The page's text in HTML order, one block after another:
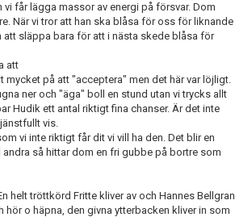
får lägga massor av energi på försvar. Dom
När vi tror att han ska blåsa för oss för liknande
släppa bara för att i nästa skede blåsa för
att
mycket på att "acceptera" men det här var löjligt.
ner och "äga" boll en stund utan vi trycks allt
Hudik ett antal riktigt fina chanser. Är det inte
vis.
vi inte riktigt får dit vi vill ha den. Det blir en
så hittar dom en fri gubbe på bortre som
helt tröttkörd Fritte kliver av och Hannes Bellgran
o häpna, den givna ytterbacken kliver in som